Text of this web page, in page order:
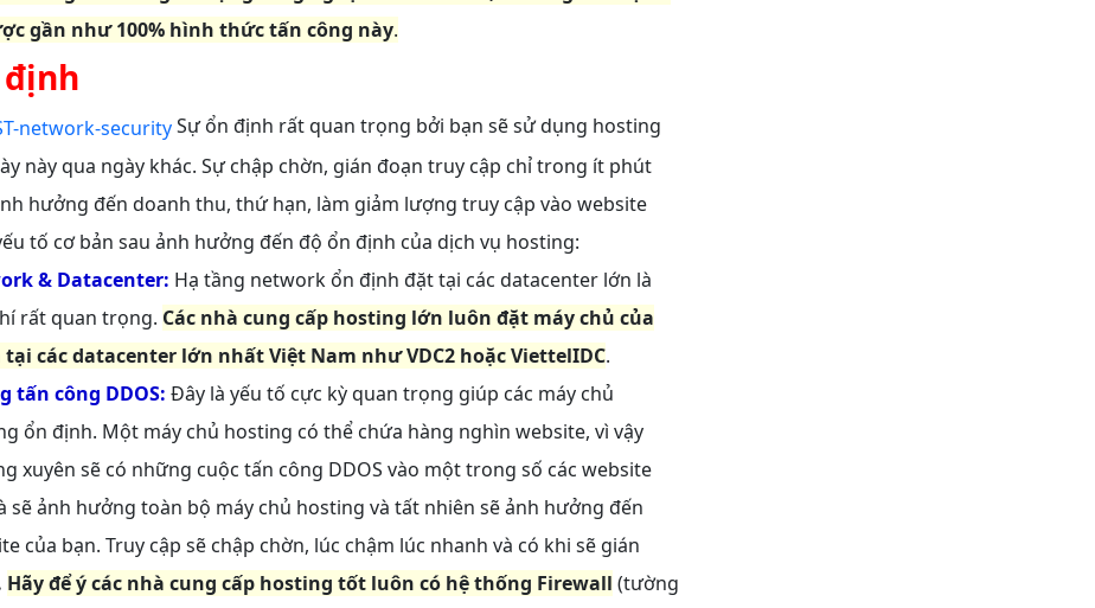
gần như 100% hình thức tấn công này.
định
Sự ổn định rất quan trọng bởi bạn sẽ sử dụng hosting
này qua ngày khác. Sự chập chờn, gián đoạn truy cập chỉ trong ít phút
hưởng đến doanh thu, thứ hạn, làm giảm lượng truy cập vào website
tố cơ bản sau ảnh hưởng đến độ ổn định của dịch vụ hosting:
& Datacenter: Hạ tầng network ổn định đặt tại các datacenter lớn là
rất quan trọng. Các nhà cung cấp hosting lớn luôn đặt máy chủ của
các datacenter lớn nhất Việt Nam như VDC2 hoặc ViettelIDC.
tấn công DDOS: Đây là yếu tố cực kỳ quan trọng giúp các máy chủ
ổn định. Một máy chủ hosting có thể chứa hàng nghìn website, vì vậy
xuyên sẽ có những cuộc tấn công DDOS vào một trong số các website
sẽ ảnh hưởng toàn bộ máy chủ hosting và tất nhiên sẽ ảnh hưởng đến
của bạn. Truy cập sẽ chập chờn, lúc chậm lúc nhanh và có khi sẽ gián
Hãy để ý các nhà cung cấp hosting tốt luôn có hệ thống Firewall (tường